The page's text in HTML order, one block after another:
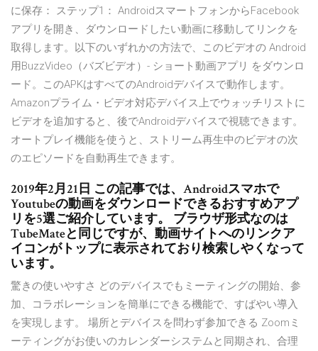
に保存： ステップ1： AndroidスマートフォンからFacebook
アプリを開き、ダウンロードしたい動画に移動してリンクを
取得します。以下のいずれかの方法で、このビデオの Android
用BuzzVideo（バズビデオ）- ショート動画アプリ をダウンロ
ード。このAPKはすべてのAndroidデバイスで動作します。
Amazonプライム・ビデオ対応デバイス上でウォッチリストに
ビデオを追加すると、後でAndroidデバイスで視聴できます。
オートプレイ機能を使うと、ストリーム再生中のビデオの次
のエピソードを自動再生できます。
2019年2月21日 この記事では、Androidスマホで
Youtubeの動画をダウンロードできるおすすめアプ
リを5選ご紹介しています。 ブラウザ形式なのは
TubeMateと同じですが、動画サイトへのリンクア
イコンがトップに表示されており検索しやくなって
います。
驚きの使いやすさ どのデバイスでもミーティングの開始、参
加、コラボレーションを簡単にできる機能で、すばやい導入
を実現します。 場所とデバイスを問わず参加できる Zoomミ
ーティングがお使いのカレンダーシステムと同期され、合理